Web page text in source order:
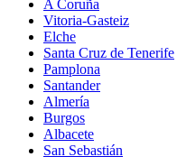
A Coruña
Vitoria-Gasteiz
Elche
Santa Cruz de Tenerife
Pamplona
Santander
Almería
Burgos
Albacete
San Sebastián